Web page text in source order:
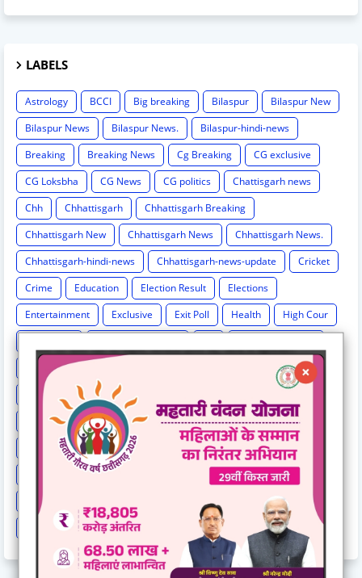
LABELS
Astrology BCCI Big breaking Bilaspur
Bilaspur New
Bilaspur News
Bilaspur News.
Bilaspur-hindi-news
Breaking
Breaking News Cg Breaking
CG exclusive
CG Loksbha
CG News CG politics
Chattisgarh news
Chh
Chhattisgarh
Chhattisgarh Breaking
Chhattisgarh New
Chhattisgarh News
Chhattisgarh News.
Chhattisgarh-hindi-news
Chhattisgarh-news-update
Cricket
Crime
Education Election Result
Elections
Entertainment
Exclusive Exit Poll Health
High Cour
Lok Sabha Election 2024
National News
New India Special Story
News India Special
News Story
News Times Exclusive
Rahul Gandhi Railway News
Rajasthan
Religion And Spirituality
Social Event
sonia Gandhi
Supreme Court
Technology
Train Cancel
Uttarpradesh Weather